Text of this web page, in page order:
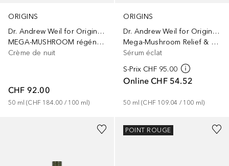
ORIGINS
Dr. Andrew Weil for Origins™
MEGA-MUSHROOM régénérante
Crème de nuit
CHF 92.00
50 ml (CHF 184.00 / 100 ml)
ORIGINS
Dr. Andrew Weil for Origins™
Mega-Mushroom Relief & Resilience Advanced Face Serum
Sérum éclat
S-Prix CHF 95.00
Online CHF 54.52
50 ml (CHF 109.04 / 100 ml)
POINT ROUGE